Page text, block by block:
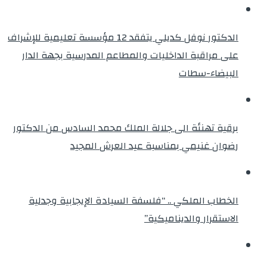
الدكتور نوفل كديلي يتفقد 12 مؤسسة تعليمية للإشراف
على مراقبة الداخليات والمطاعم المدرسية بجهة الدار
البيضاء-سطات
برقية تهنئة الى جلالة الملك محمد السادس من الدكتور
رضوان غنيمي بمناسبة عيد العرش المجيد
الخطاب الملكي .. “فلسفة السيادة الإيجابية وجدلية
الاستقرار والديناميكية”